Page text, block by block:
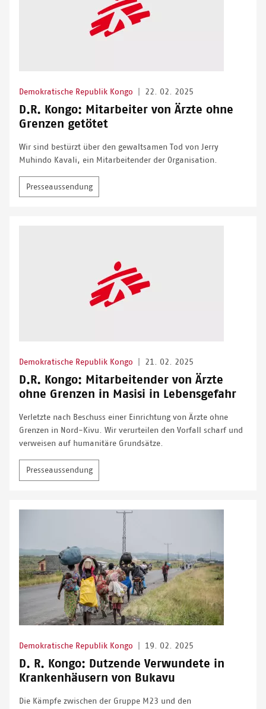
Demokratische Republik Kongo 22. 02. 2025
D.R. Kongo: Mitarbeiter von Ärzte ohne
Grenzen getötet
Wir sind bestürzt über den gewaltsamen Tod von Jerry
Muhindo Kavali, ein Mitarbeitender der Organisation.
Presseaussendung
Demokratische Republik Kongo 21. 02. 2025
D.R. Kongo: Mitarbeitender von Ärzte
ohne Grenzen in Masisi in Lebensgefahr
Verletzte nach Beschuss einer Einrichtung von Ärzte ohne
Grenzen in Nord-Kivu. Wir verurteilen den Vorfall scharf und
verweisen auf humanitäre Grundsätze.
Presseaussendung
Demokratische Republik Kongo 19. 02. 2025
D. R. Kongo: Dutzende Verwundete in
Krankenhäusern von Bukavu
Die Kämpfe zwischen der Gruppe M23 und den